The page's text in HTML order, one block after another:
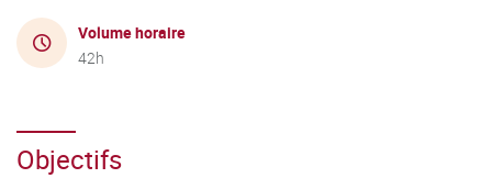
Volume horaire
42h
Objectifs